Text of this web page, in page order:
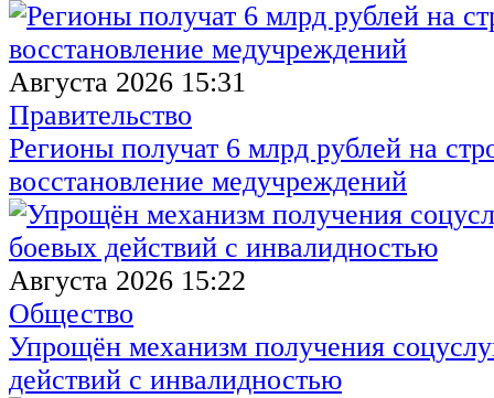
Августа 2026 15:31
Правительство
Регионы получат 6 млрд рублей на
восстановление медучреждений
Августа 2026 15:22
Общество
Упрощён механизм получения
действий с инвалидностью